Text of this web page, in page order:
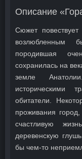
Описание
Сюжет
возлюбленным
породившая
сохранилась на
земле
историческими
обитатели.
проживания
счастливую
деревенскую
бы чем-то